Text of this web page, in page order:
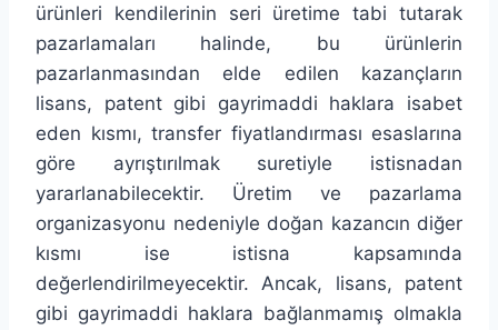
ürünleri kendilerinin seri üretime tabi tutarak
pazarlamaları halinde, bu ürünlerin
pazarlanmasından elde edilen kazançların
lisans, patent gibi gayrimaddi haklara isabet
eden kısmı, transfer fiyatlandırması esaslarına
göre ayrıştırılmak suretiyle istisnadan
yararlanabilecektir. Üretim ve pazarlama
organizasyonu nedeniyle doğan kazancın diğer
kısmı ise istisna kapsamında
değerlendirilmeyecektir. Ancak, lisans, patent
gibi gayrimaddi haklara bağlanmamış olmakla